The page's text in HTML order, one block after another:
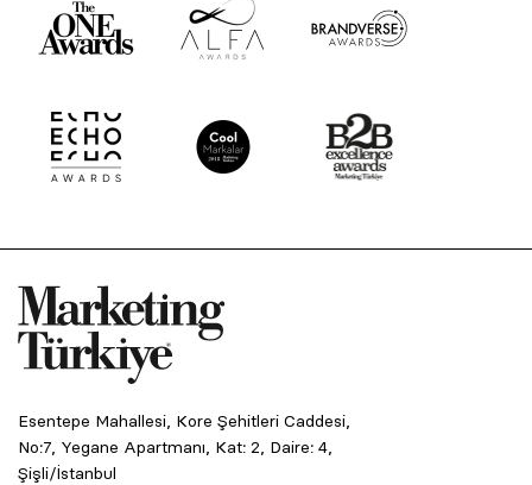
Esentepe Mahallesi, Kore Şehitleri Caddesi,
No:7, Yegane Apartmanı, Kat: 2, Daire: 4,
Şişli/İstanbul